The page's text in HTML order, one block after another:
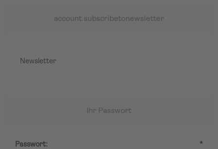
account.subscribetonewsletter
Newsletter
Ihr Passwort
Passwort: *